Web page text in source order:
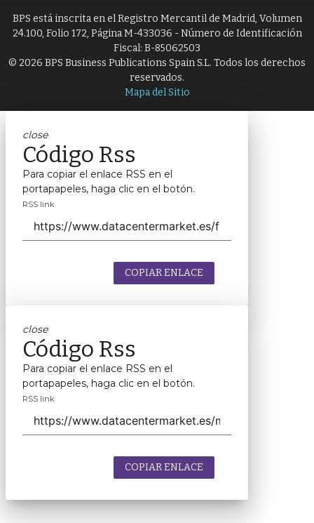
BPS está inscrita en el Registro Mercantil de Madrid, Volumen
24.100, Folio 172, Página M-433036 - Número de Identificación
Fiscal: B-85062503
© 2026 BPS Business Publications Spain S.L. Todos los derechos
reservados.
Mapa del Sitio
close
Código Rss
Para copiar el enlace RSS en el
portapapeles, haga clic en el botón.
RSS link
COPIAR ENLACE
close
Código Rss
Para copiar el enlace RSS en el
portapapeles, haga clic en el botón.
RSS link
COPIAR ENLACE